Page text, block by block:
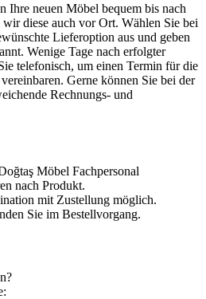
Ihre neuen Möbel bequem bis nach
diese auch vor Ort. Wählen Sie bei
Lieferoption aus und geben
Wenige Tage nach erfolgter
telefonisch, um einen Termin für die
Gerne können Sie bei der
Rechnungs- und
Möbel Fachpersonal
nach Produkt.
mit Zustellung möglich.
Sie im Bestellvorgang.